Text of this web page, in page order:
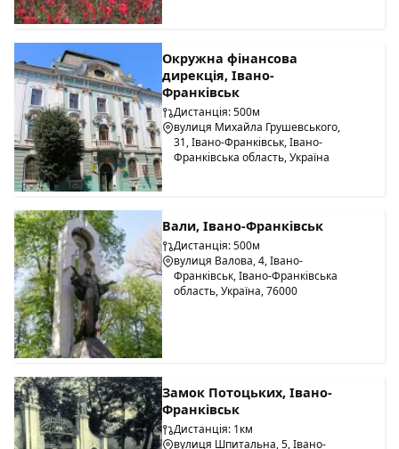
Окружна фінансова
дирекція, Івано-
Франківськ
Дистанція: 500м
вулиця Михайла Грушевського,
31, Івано-Франківськ, Івано-
Франківська область, Україна
Вали, Івано-Франківськ
Дистанція: 500м
вулиця Валова, 4, Івано-
Франківськ, Івано-Франківська
область, Україна, 76000
Замок Потоцьких, Івано-
Франківськ
Дистанція: 1км
вулиця Шпитальна, 5, Івано-